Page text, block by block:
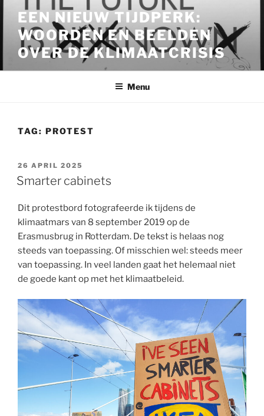
inhoud
EEN NIEUW TIJDPERK:
WOORDEN EN BEELDEN
OVER DE KLIMAATCRISIS
Menu
TAG: PROTEST
GEPLAATST
OP
26 APRIL 2025
Smarter cabinets
Dit protestbord fotografeerde ik tijdens de
klimaatmars van 8 september 2019 op de
Erasmusbrug in Rotterdam. De tekst is helaas nog
steeds van toepassing. Of misschien wel: steeds meer
van toepassing. In veel landen gaat het helemaal niet
de goede kant op met het klimaatbeleid.